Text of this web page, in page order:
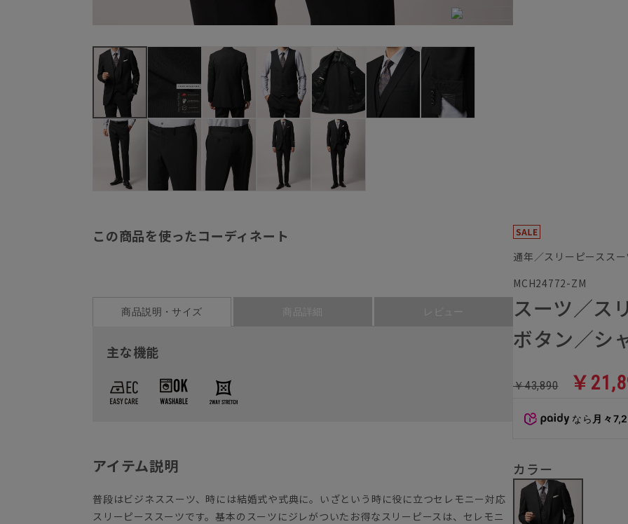
この商品を使ったコーディネート
商品説明・サイズ 商品詳細 レビュー
主な機能
アイテム説明
普段はビジネススーツ、時には結婚式や式典に。いざという時に役に立つセレモニー対応
スリーピーススーツです。基本のスーツにジレがついたお得なスリーピースは、セレモニ
通年／スリーピースス
MCH24772-ZM
スーツ／ス
ボタン／シ
￥43,890 ￥
なら 月々
カラー